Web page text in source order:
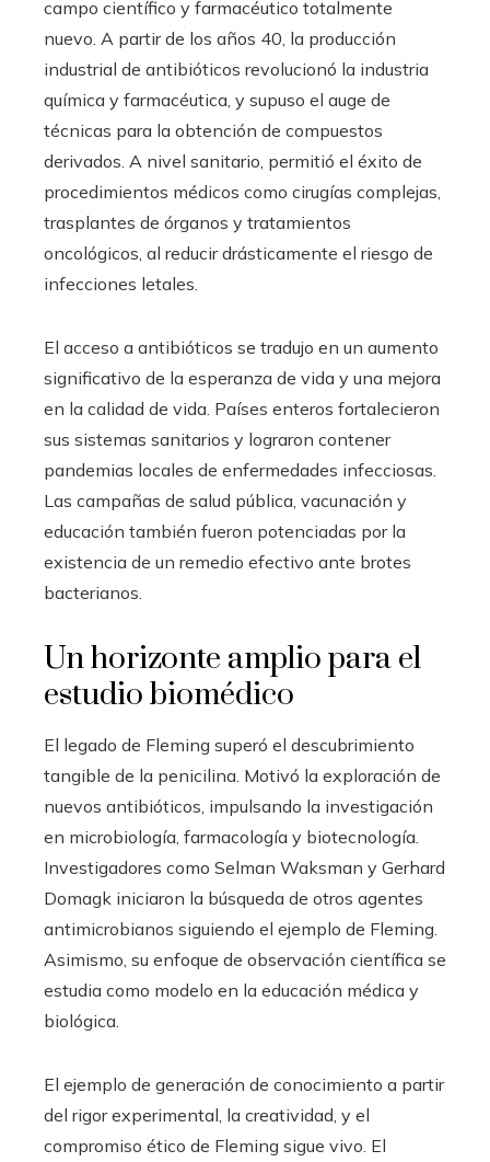
campo científico y farmacéutico totalmente
nuevo. A partir de los años 40, la producción
industrial de antibióticos revolucionó la industria
química y farmacéutica, y supuso el auge de
técnicas para la obtención de compuestos
derivados. A nivel sanitario, permitió el éxito de
procedimientos médicos como cirugías complejas,
trasplantes de órganos y tratamientos
oncológicos, al reducir drásticamente el riesgo de
infecciones letales.
El acceso a antibióticos se tradujo en un aumento
significativo de la esperanza de vida y una mejora
en la calidad de vida. Países enteros fortalecieron
sus sistemas sanitarios y lograron contener
pandemias locales de enfermedades infecciosas.
Las campañas de salud pública, vacunación y
educación también fueron potenciadas por la
existencia de un remedio efectivo ante brotes
bacterianos.
Un horizonte amplio para el
estudio biomédico
El legado de Fleming superó el descubrimiento
tangible de la penicilina. Motivó la exploración de
nuevos antibióticos, impulsando la investigación
en microbiología, farmacología y biotecnología.
Investigadores como Selman Waksman y Gerhard
Domagk iniciaron la búsqueda de otros agentes
antimicrobianos siguiendo el ejemplo de Fleming.
Asimismo, su enfoque de observación científica se
estudia como modelo en la educación médica y
biológica.
El ejemplo de generación de conocimiento a partir
del rigor experimental, la creatividad, y el
compromiso ético de Fleming sigue vivo. El